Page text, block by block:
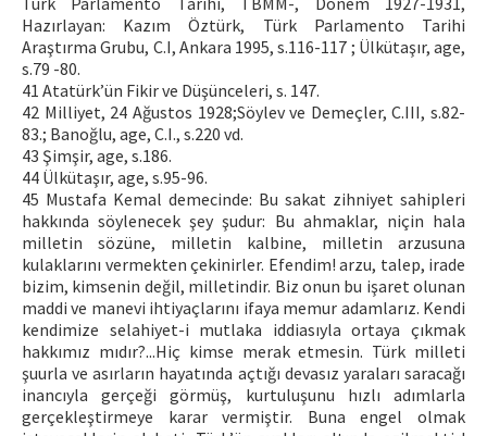
Hazırlayan: Kazım Öztürk, Türk Parlamento Tarihi
Araştırma Grubu, C.I, Ankara 1995, s.116-117 ; Ülkütaşır, age,
s.79 -80.
41 Atatürk’ün Fikir ve Düşünceleri, s. 147.
42 Milliyet, 24 Ağustos 1928;Söylev ve Demeçler, C.III, s.82-
83.; Banoğlu, age, C.I., s.220 vd.
43 Şimşir, age, s.186.
44 Ülkütaşır, age, s.95-96.
45 Mustafa Kemal demecinde: Bu sakat zihniyet sahipleri
hakkında söylenecek şey şudur: Bu ahmaklar, niçin hala
milletin sözüne, milletin kalbine, milletin arzusuna
kulaklarını vermekten çekinirler. Efendim! arzu, talep, irade
bizim, kimsenin değil, milletindir. Biz onun bu işaret olunan
maddi ve manevi ihtiyaçlarını ifaya memur adamlarız. Kendi
kendimize selahiyet-i mutlaka iddiasıyla ortaya çıkmak
hakkımız mıdır?...Hiç kimse merak etmesin. Türk milleti
şuurla ve asırların hayatında açtığı devasız yaraları saracağı
inancıyla gerçeği görmüş, kurtuluşunu hızlı adımlarla
gerçekleştirmeye karar vermiştir. Buna engel olmak